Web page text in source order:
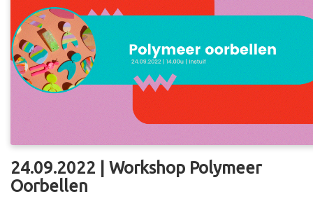
24.09.2022 | Workshop Polymeer
Oorbellen